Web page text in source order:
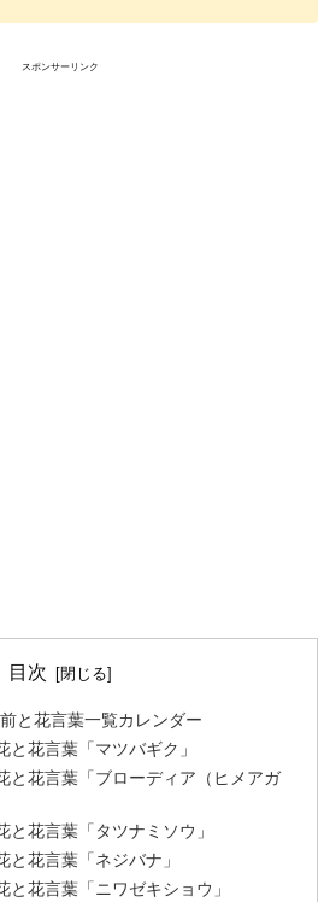
スポンサーリンク
目次
と花言葉一覧カレンダー
と花言葉「マツバギク」
と花言葉「ブローディア（ヒメアガ
と花言葉「タツナミソウ」
と花言葉「ネジバナ」
と花言葉「ニワゼキショウ」